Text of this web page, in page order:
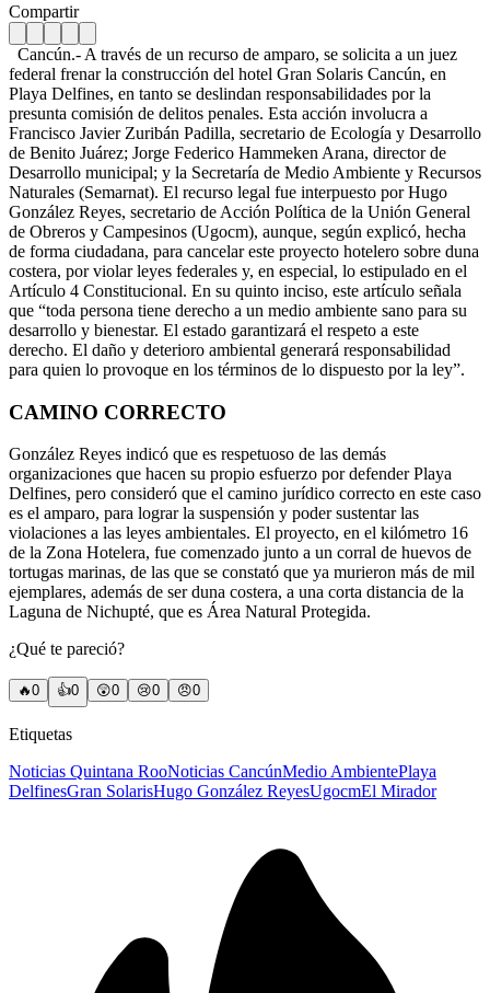
Compartir
Cancún.- A través de un recurso de amparo, se solicita a un juez
federal frenar la construcción del hotel Gran Solaris Cancún, en
Playa Delfines, en tanto se deslindan responsabilidades por la
presunta comisión de delitos penales. Esta acción involucra a
Francisco Javier Zuribán Padilla, secretario de Ecología y Desarrollo
de Benito Juárez; Jorge Federico Hammeken Arana, director de
Desarrollo municipal; y la Secretaría de Medio Ambiente y Recursos
Naturales (Semarnat). El recurso legal fue interpuesto por Hugo
González Reyes, secretario de Acción Política de la Unión General
de Obreros y Campesinos (Ugocm), aunque, según explicó, hecha
de forma ciudadana, para cancelar este proyecto hotelero sobre duna
costera, por violar leyes federales y, en especial, lo estipulado en el
Artículo 4 Constitucional. En su quinto inciso, este artículo señala
que “toda persona tiene derecho a un medio ambiente sano para su
desarrollo y bienestar. El estado garantizará el respeto a este
derecho. El daño y deterioro ambiental generará responsabilidad
para quien lo provoque en los términos de lo dispuesto por la ley”.
CAMINO CORRECTO
González Reyes indicó que es respetuoso de las demás
organizaciones que hacen su propio esfuerzo por defender Playa
Delfines, pero consideró que el camino jurídico correcto en este caso
es el amparo, para lograr la suspensión y poder sustentar las
violaciones a las leyes ambientales. El proyecto, en el kilómetro 16
de la Zona Hotelera, fue comenzado junto a un corral de huevos de
tortugas marinas, de las que se constató que ya murieron más de mil
ejemplares, además de ser duna costera, a una corta distancia de la
Laguna de Nichupté, que es Área Natural Protegida.
¿Qué te pareció?
🔥0 👍0 😲0 😢0 😠0
Etiquetas
Noticias Quintana RooNoticias CancúnMedio AmbientePlaya
DelfinesGran SolarisHugo González ReyesUgocmEl Mirador